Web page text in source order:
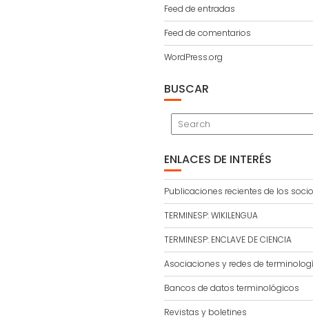
Feed de entradas
Feed de comentarios
WordPress.org
BUSCAR
ENLACES DE INTERÉS
Publicaciones recientes de los
TERMINESP: WIKILENGUA
TERMINESP: ENCLAVE DE CIENCIA
Asociaciones y redes de
Bancos de datos terminológicos
Revistas y boletines